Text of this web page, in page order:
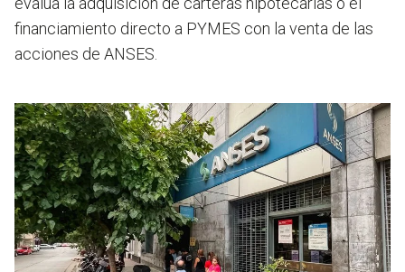
financiamiento directo a PYMES con la venta de las
acciones de ANSES.